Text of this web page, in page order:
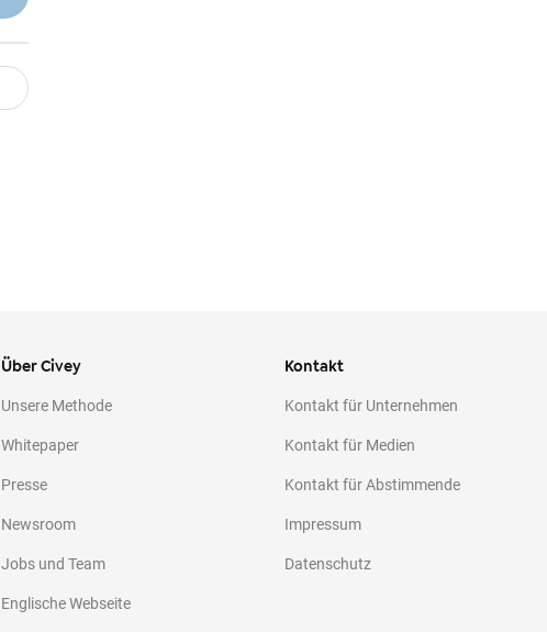
Über Civey
Unsere Methode
Whitepaper
Presse
Newsroom
Jobs und Team
Englische Webseite
Kontakt
Kontakt für Unternehmen
Kontakt für Medien
Kontakt für Abstimmende
Impressum
Datenschutz